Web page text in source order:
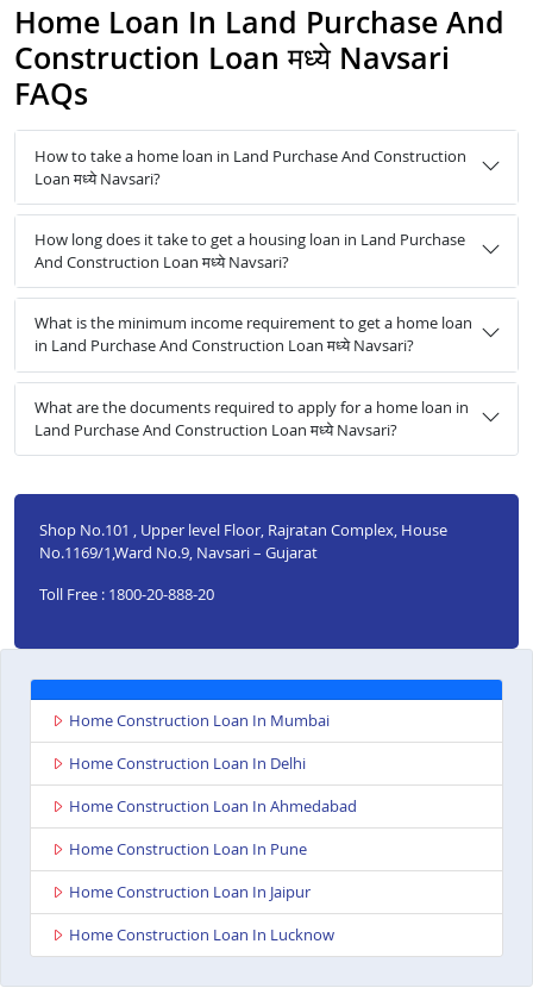
Home Loan In Land Purchase And
Construction Loan मध्ये Navsari
FAQs
How to take a home loan in Land Purchase And Construction
Loan मध्ये Navsari?
How long does it take to get a housing loan in Land Purchase
And Construction Loan मध्ये Navsari?
What is the minimum income requirement to get a home loan
in Land Purchase And Construction Loan मध्ये Navsari?
What are the documents required to apply for a home loan in
Land Purchase And Construction Loan मध्ये Navsari?
Shop No.101 , Upper level Floor, Rajratan Complex, House
No.1169/1,Ward No.9, Navsari – Gujarat
Toll Free : 1800-20-888-20
Home Construction Loan In Mumbai
Home Construction Loan In Delhi
Home Construction Loan In Ahmedabad
Home Construction Loan In Pune
Home Construction Loan In Jaipur
Home Construction Loan In Lucknow